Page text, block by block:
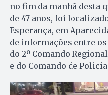
no fim da manhã desta
de 47 anos, foi
Esperança, em
de informações entre
do 2º Comando
e do Comando de